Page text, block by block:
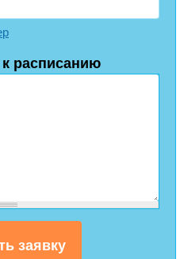
расписанию